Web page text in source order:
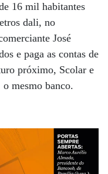
16 mil habitantes
dali, no
José
e paga as contas de
próximo, Scolar e
mesmo banco.